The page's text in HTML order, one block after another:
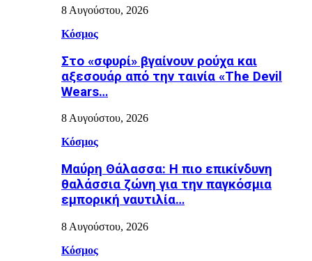
8 Αυγούστου, 2026
Κόσμος
Στο «σφυρί» βγαίνουν ρούχα και
αξεσουάρ από την ταινία «The Devil
Wears…
8 Αυγούστου, 2026
Κόσμος
Μαύρη Θάλασσα: Η πιο επικίνδυνη
θαλάσσια ζώνη για την παγκόσμια
εμπορική ναυτιλία…
8 Αυγούστου, 2026
Κόσμος